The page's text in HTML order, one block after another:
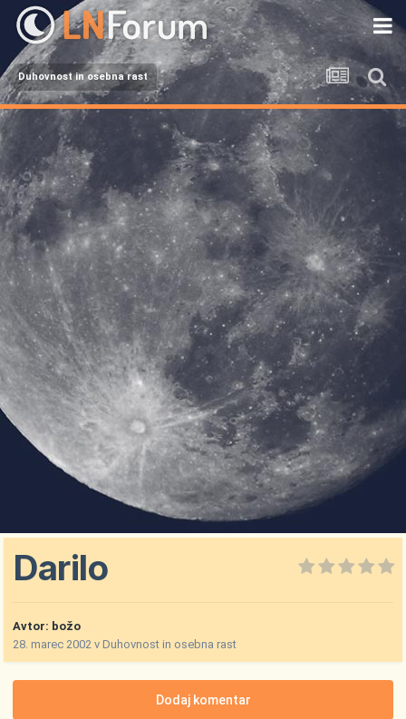
Duhovnost in osebna rast
Darilo
Avtor: božo
28. marec 2002 vDuhovnost in osebna rast
Dodaj komentar